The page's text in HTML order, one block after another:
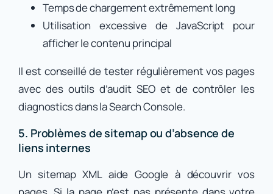
Temps de chargement extrêmement long
Utilisation excessive de JavaScript pour
afficher le contenu principal
Il est conseillé de tester régulièrement vos pages
avec des outils d’audit SEO et de contrôler les
diagnostics dans la Search Console.
5. Problèmes de sitemap ou d’absence de
liens internes
Un sitemap XML aide Google à découvrir vos